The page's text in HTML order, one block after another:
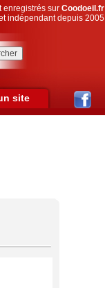
enregistrés sur Coodoeil.fr
indépendant depuis 2005
site